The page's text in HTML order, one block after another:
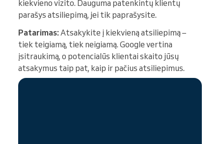
kiekvieno vizito. Dauguma patenkintų klientų
parašys atsiliepimą, jei tik paprašysite.
Patarimas: Atsakykite į kiekvieną atsiliepimą –
tiek teigiamą, tiek neigiamą. Google vertina
įsitraukimą, o potencialūs klientai skaito jūsų
atsakymus taip pat, kaip ir pačius atsiliepimus.